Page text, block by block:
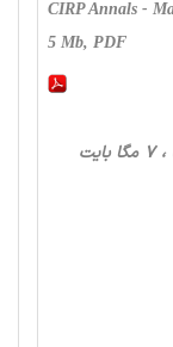
CIRP Annals -
5 Mb, PDF
، ساخت‌ و تولید، 87 صفحه فارسی تایپ شده ، 7 مگا بایت